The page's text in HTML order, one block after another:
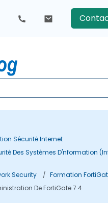
Sécurité Internet
Des Systèmes D'nformation
Security
Formation
De FortiGate 7.4